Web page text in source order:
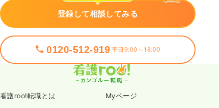
登録して相談してみる
0120-512-919 平日9:00～18:00
看護roo!転職とは Myページ